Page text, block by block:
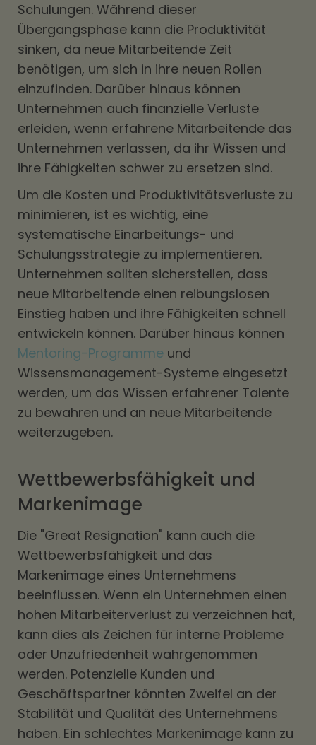
Schulungen. Während dieser
Übergangsphase kann die Produktivität
sinken, da neue Mitarbeitende Zeit
benötigen, um sich in ihre neuen Rollen
einzufinden. Darüber hinaus können
Unternehmen auch finanzielle Verluste
erleiden, wenn erfahrene Mitarbeitende das
Unternehmen verlassen, da ihr Wissen und
ihre Fähigkeiten schwer zu ersetzen sind.
Um die Kosten und Produktivitätsverluste zu
minimieren, ist es wichtig, eine
systematische Einarbeitungs- und
Schulungsstrategie zu implementieren.
Unternehmen sollten sicherstellen, dass
neue Mitarbeitende einen reibungslosen
Einstieg haben und ihre Fähigkeiten schnell
entwickeln können. Darüber hinaus können
Mentoring-Programme und
Wissensmanagement-Systeme eingesetzt
werden, um das Wissen erfahrener Talente
zu bewahren und an neue Mitarbeitende
weiterzugeben.
Wettbewerbsfähigkeit und
Markenimage
Die "Great Resignation" kann auch die
Wettbewerbsfähigkeit und das
Markenimage eines Unternehmens
beeinflussen. Wenn ein Unternehmen einen
hohen Mitarbeiterverlust zu verzeichnen hat,
kann dies als Zeichen für interne Probleme
oder Unzufriedenheit wahrgenommen
werden. Potenzielle Kunden und
Geschäftspartner könnten Zweifel an der
Stabilität und Qualität des Unternehmens
haben. Ein schlechtes Markenimage kann zu